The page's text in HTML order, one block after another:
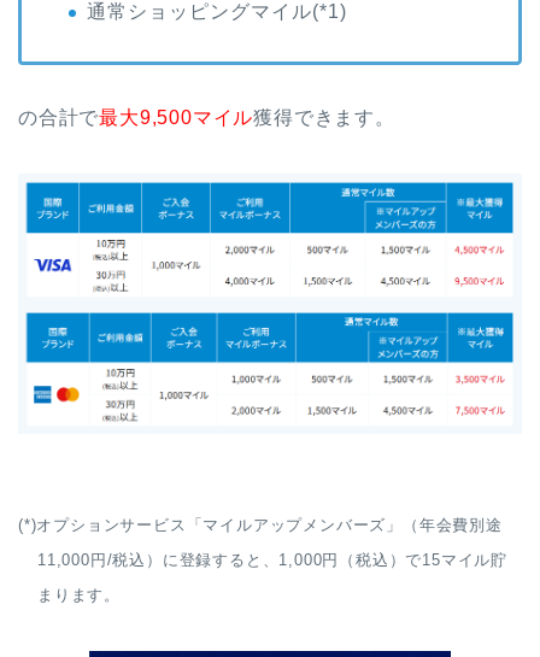
通常ショッピングマイル(*1)
の合計で最大9,500マイル獲得できます。
(*)オプションサービス「マイルアップメンバーズ」（年会費別途
11,000円/税込）に登録すると、1,000円（税込）で15マイル貯
まります。